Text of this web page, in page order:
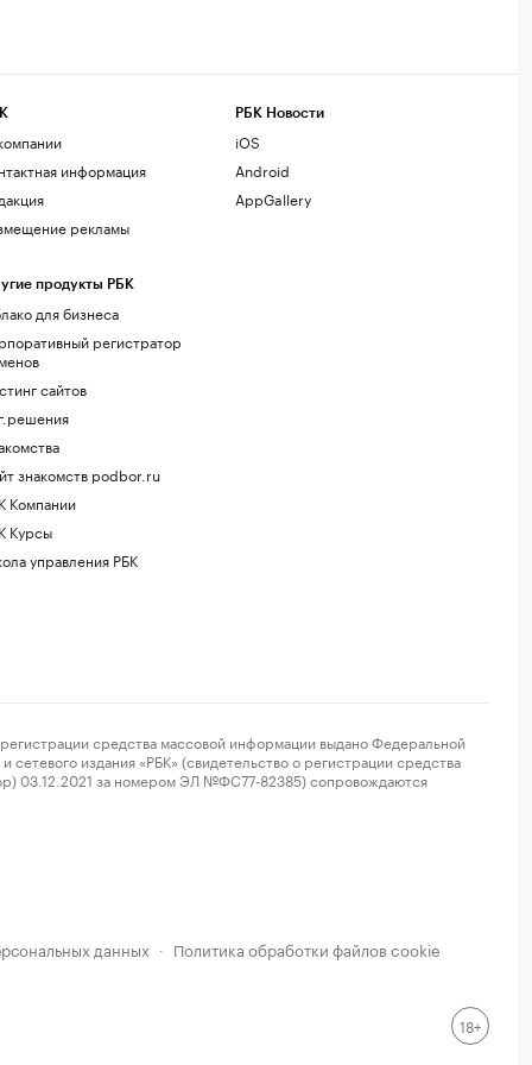
информация
рекламы
продукты РБК
для бизнеса
регистратор
сайтов
знакомств podbor.ru
Компании
Курсы
управления РБК
РБК Новости
iOS
Android
AppGallery
средства массовой информации выдано Федеральной
издания «РБК» (свидетельство о регистрации средства
03.12.2021 за номером ЭЛ №ФС77-82385) сопровождаются
данных · Политика обработки файлов cookie
18+